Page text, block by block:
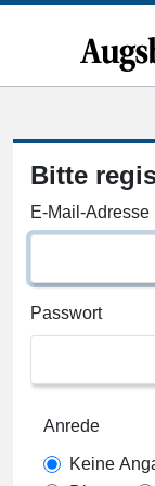
Bitte
E-Mail-Adresse
Passwort
Anrede
Keine